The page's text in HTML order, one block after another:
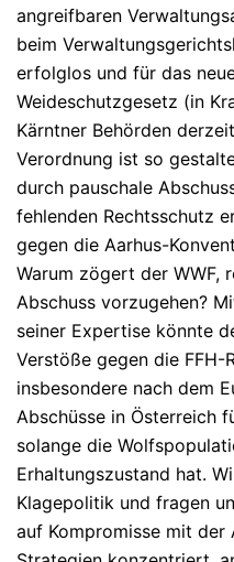
angreifbaren
beim
erfolglos und für das
Weideschutzgesetz (in
Kärntner Behörden
Verordnung ist so
durch pauschale
fehlenden Rechtsschutz
gegen die Aarhus-
Warum zögert der WWF,
Abschuss vorzugehen?
seiner Expertise könnte
Verstöße gegen die FFH-
insbesondere nach dem
Abschüsse in Österreich
solange die
Erhaltungszustand hat.
Klagepolitik und fragen
auf Kompromisse mit